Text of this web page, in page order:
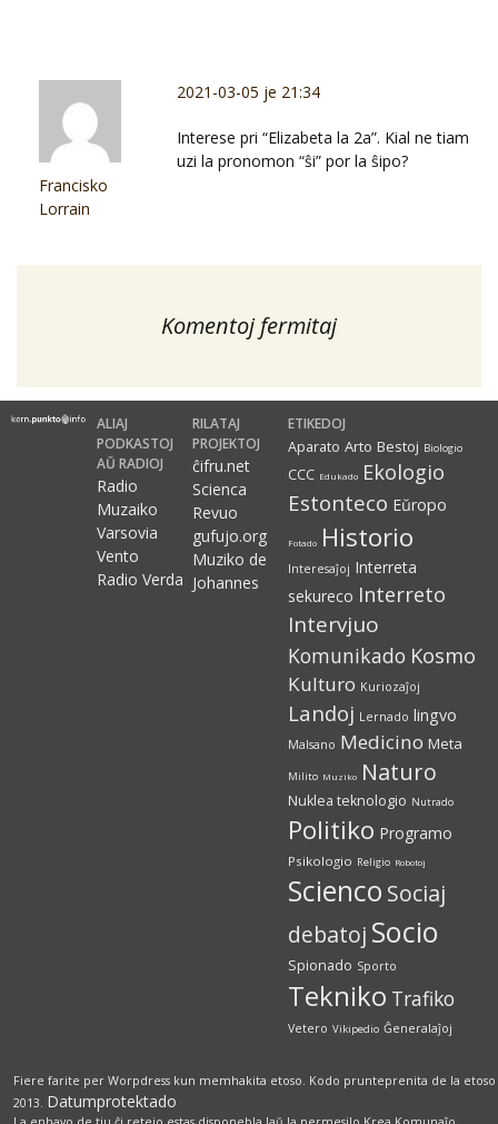
Francisko
Lorrain
2021-03-05 je 21:34
Interese pri “Elizabeta la 2a”. Kial ne tiam
uzi la pronomon “ŝi” por la ŝipo?
Komentoj fermitaj
ALIAJ
PODKASTOJ
AŬ RADIOJ
Radio
Muzaiko
Varsovia
Vento
Radio Verda
RILATAJ
PROJEKTOJ
ĉifru.net
Scienca
Revuo
gufujo.org
Muziko de
Johannes
ETIKEDOJ
Aparato Arto Bestoj Biologio
CCC Edukado Ekologio
Estonteco Eŭropo
Fotado Historio
Interesaĵoj Interreta
sekureco Interreto
Intervjuo
Komunikado Kosmo
Kulturo Kuriozaĵoj
Landoj Lernado lingvo
Malsano Medicino Meta
Milito Muziko Naturo
Nuklea teknologio Nutrado
Politiko Programo
Psikologio Religio Robotoj
Scienco Sociaj
debatoj Socio
Spionado Sporto
Tekniko Trafiko
Vetero Vikipedio Ĝeneralaĵoj
Fiere farite per Worpdress kun memhakita etoso. Kodo prunteprenita de la etoso
2013. Datumprotektado